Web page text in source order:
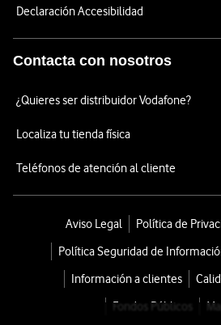
Declaración Accesibilidad
Contacta con nosotros
¿Quieres ser distribuidor Vodafone?
Localiza tu tienda física
Teléfonos de atención al cliente
Aviso Legal
Política de
Política Seguridad de
Información a clientes
Fondos Públicos